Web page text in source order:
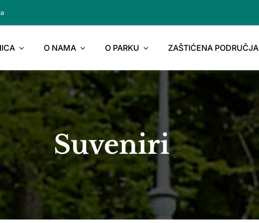
O NAMA O PARKU ZAŠTIĆENA PODRUČJA
Suveniri